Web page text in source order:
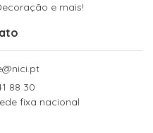
e mais!
88 30
fixa nacional